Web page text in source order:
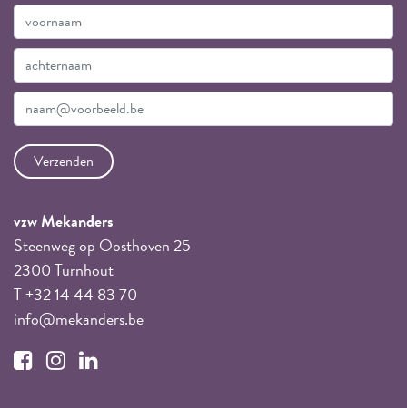
vzw Mekanders
Steenweg op Oosthoven 25
2300 Turnhout
T +32 14 44 83 70
info@mekanders.be